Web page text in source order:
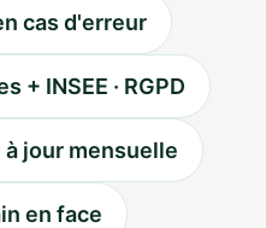
cas d'erreur
+ INSEE · RGPD
jour mensuelle
en face